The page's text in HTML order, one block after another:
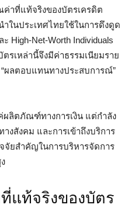
าที่แท้จริงของบัตรเครดิต
ในประเทศไทยใช้ในการดึงดูด
High-Net-Worth Individuals
ตรเหล่านี้จึงมีค่าธรรมเนียมราย
ผลตอบแทนทางประสบการณ์”
ลิตภัณฑ์ทางการเงิน แต่กำลัง
งสังคม และการเข้าถึงบริการ
จัยสำคัญในการบริหารจัดการ
แท้จริงของบัตร